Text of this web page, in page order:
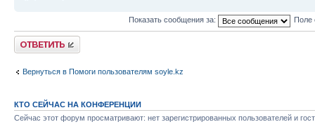
Показать сообщения за: Поле
Ответить
Вернуться в Помоги пользователям soyle.kz
КТО СЕЙЧАС НА КОНФЕРЕНЦИИ
Сейчас этот форум просматривают: нет зарегистрированных пользователей и